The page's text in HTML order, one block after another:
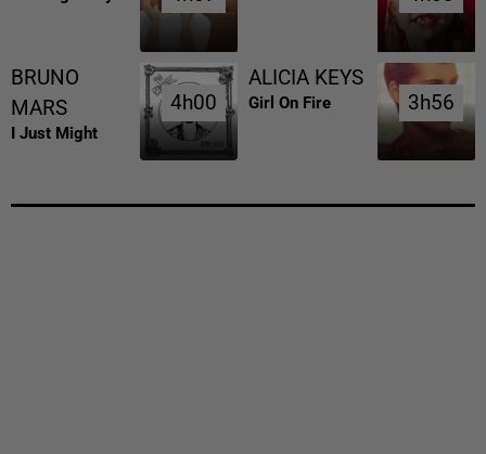
BRUNO
MARS
I Just Might
4h00
4h00
ALICIA KEYS
Girl On Fire 3h56
3h56